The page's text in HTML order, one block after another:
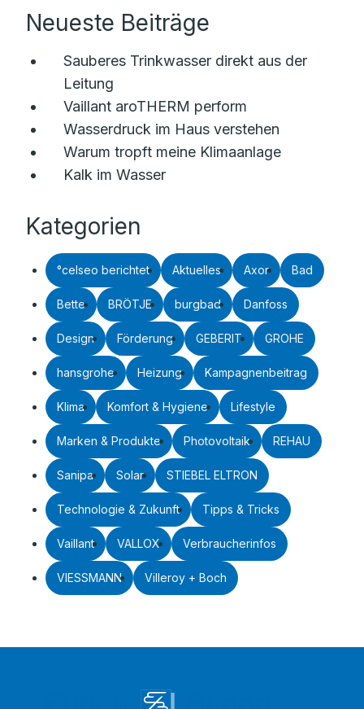
Neueste Beiträge
Sauberes Trinkwasser direkt aus der
Leitung
Vaillant aroTHERM perform
Wasserdruck im Haus verstehen
Warum tropft meine Klimaanlage
Kalk im Wasser
Kategorien
°celseo berichtet Aktuelles Axor Bad
Bette BRÖTJE burgbad Danfoss
Design Förderung GEBERIT GROHE
hansgrohe Heizung Kampagnenbeitrag
Klima Komfort & Hygiene Lifestyle
Marken & Produkte Photovoltaik REHAU
Sanipa Solar STIEBEL ELTRON
Technologie & Zukunft Tipps & Tricks
Vaillant VALLOX Verbraucherinfos
VIESSMANN Villeroy + Boch